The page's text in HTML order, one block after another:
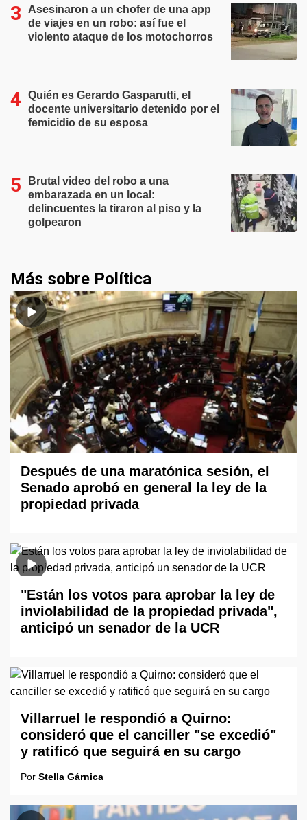
Asesinaron a un chofer de una app
de viajes en un robo: así fue el
violento ataque de los motochorros
Quién es Gerardo Gasparutti, el
docente universitario detenido por el
femicidio de su esposa
Brutal video del robo a una
embarazada en un local:
delincuentes la tiraron al piso y la
golpearon
Más sobre Política
Después de una maratónica sesión, el
Senado aprobó en general la ley de la
propiedad privada
"Están los votos para aprobar la ley de
inviolabilidad de la propiedad privada",
anticipó un senador de la UCR
Villarruel le respondió a Quirno:
consideró que el canciller "se excedió"
y ratificó que seguirá en su cargo
Por Stella Gárnica